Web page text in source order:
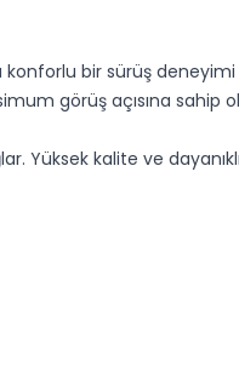
konforlu bir sürüş
görüş açısına sahip
kalite ve